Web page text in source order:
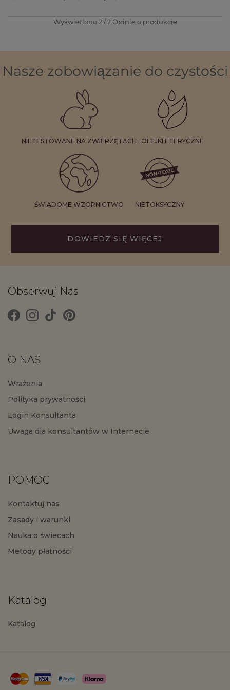
Wyświetlono2/2Opinie o produkcie
Nasze zobowiązanie do czystości
NIETESTOWANE NA ZWIERZĘTACH OLEJKI ETERYCZNE
ŚWIADOME WZORNICTWO NIETOKSYCZNY
DOWIEDZ SIĘ WIĘCEJ
Obserwuj Nas
O NAS
Wrażenia
Polityka prywatności
Login Konsultanta
Uwaga dla konsultantów w Internecie
POMOC
Kontaktuj nas
Zasady i warunki
Nauka o świecach
Metody płatności
Katalog
Katalog